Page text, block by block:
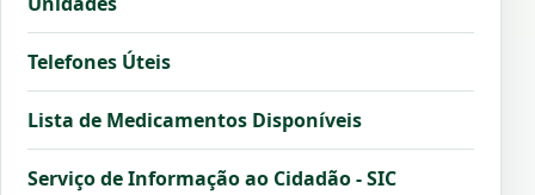
Telefones Úteis
Lista de Medicamentos Disponíveis
Serviço de Informação ao Cidadão - SIC